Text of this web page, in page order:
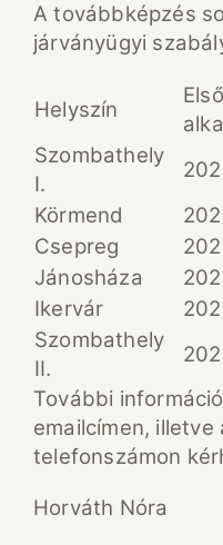
A továbbképzés
járványügyi
Helyszín
Első
Szombathely
I.
Körmend
Csepreg
Jánosháza
Ikervár
Szombathely
II.
További
emailcímen,
telefonszámon
Horváth Nóra